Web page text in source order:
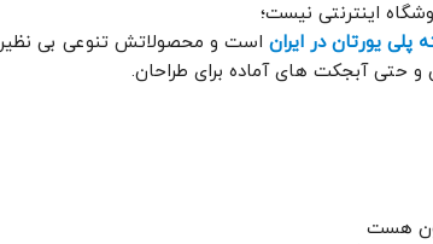
اینترنتی نیست؛
یورتان در ایران است و محصولاتش تنوعی بی ‌نظیر
و حتی آبجکت‌ های آماده برای طراحان.
هست